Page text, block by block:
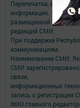
Перепечатка,
информации,
размещенной на
редакций СМИ.
При поддержке
коммуникациям.
Наименование СМИ:
СМИ
связи,
информационных
запись о
ФИО главного